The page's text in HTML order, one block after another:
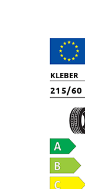
KLEBER
215/60